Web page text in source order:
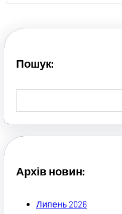
Пошук:
a
c
Архів новин:
Липень 2026